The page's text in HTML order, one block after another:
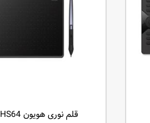
قلم نوری هویون Huion HS64